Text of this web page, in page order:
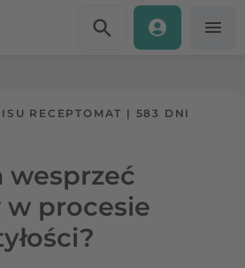
RECEPTOMAT | 583 DNI
wesprzeć
procesie